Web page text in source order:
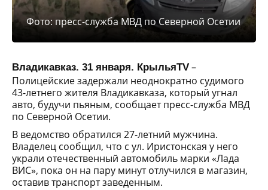
Фото: пресс-служба МВД по Северной Осетии
Владикавказ. 31 января. КрыльяTV –
Полицейские задержали неоднократно судимого
43-летнего жителя Владикавказа, который угнал
авто, будучи пьяным, сообщает пресс-служба МВД
по Северной Осетии.
В ведомство обратился 27-летний мужчина.
Владелец сообщил, что с ул. Иристонская у него
украли отечественный автомобиль марки «Лада
ВИС», пока он на пару минут отлучился в магазин,
оставив транспорт заведенным.